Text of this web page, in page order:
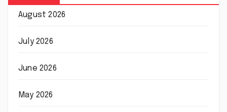
August 2026
July 2026
June 2026
May 2026